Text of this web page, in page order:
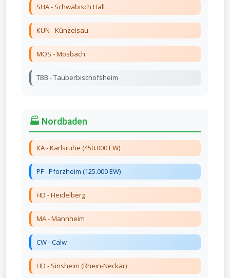
SHA - Schwäbisch Hall
KÜN - Künzelsau
MOS - Mosbach
TBB - Tauberbischofsheim
🏭 Nordbaden
KA - Karlsruhe (450.000 EW)
PF - Pforzheim (125.000 EW)
HD - Heidelberg
MA - Mannheim
CW - Calw
HD - Sinsheim (Rhein-Neckar)